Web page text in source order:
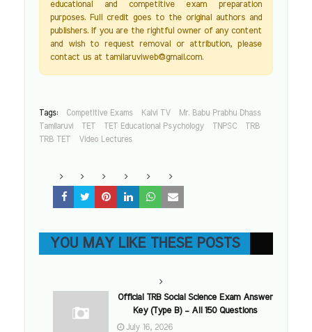
educational and competitive exam preparation
purposes. Full credit goes to the original authors and
publishers. If you are the rightful owner of any content
and wish to request removal or attribution, please
contact us at tamilaruviweb@gmail.com.
Tags: Competitive Exams Kalvi TV
Mr. Babu Prabhu Dhass
Tamilaruvi
TET TET Educational Psychology TNPSC
TRB
TRB TET
Video Lectures
YOU MAY LIKE THESE POSTS
Official TRB Social Science Exam Answer
Key (Type B) – All 150 Questions
July 16, 2026